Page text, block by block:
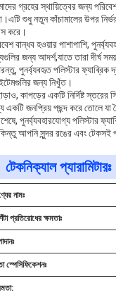
গ্রহের স্থায়িত্বের জন্য
শুধু নতুন কাঁচামালের উপর
করে।
বান্ধব হওয়ার পাশাপাশি,
জন্য আদর্শ,যাতে তারা দীর্ঘ
পুনর্ব্যবহৃত পলিস্টার ফ্যাব্রিক
জন্য নিখুঁত।
কাপড়ের একটি নির্দিষ্ট
একটি জনপ্রিয় পছন্দ করে তোলে যা
পুনর্ব্যবহারযোগ্য পলিস্টার
আপনি সুন্দর রঙের এবং টেকসই
টেকনিক্যাল প্যারামিটারঃ
নামঃ
প্রতিরোধের ক্ষমতাঃ
স্পেসিফিকেশনঃ